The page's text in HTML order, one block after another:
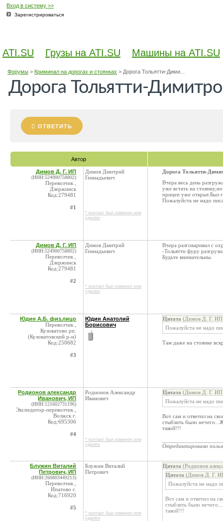
Вход в систему >>
Зарегистрироваться
ATI.SU Грузы на ATI.SU Машины на ATI.SU
Форумы> Криминал на дорогах и стоянках > Дорога Тольятти-Дими...
Дорога Тольятти-
ОТВЕТИТЬ
Автор
Димов Д. Г. ИП
(ИНН:524900758802)
Перевозчик ,
Дзержинск
Код:279481
#1
Димов Дмитрий
Геннадьевич
* контакт был изменен или
удален
Дорога Тольятти-
Вчера весь день
уже встать на
прицеп уже открыт.Был
Пожалуйста не надо
Димов Д. Г. ИП
(ИНН:524900758802)
Перевозчик ,
Дзержинск
Код:279481
#2
Димов Дмитрий
Геннадьевич
* контакт был изменен или
удален
Вчера разговаривал с
-Тольятти фуру
Будьте внимательны.
Юдин А.Б. физ.лицо
Перевозчик ,
Кузоватово рп.
(Кузоватовский р-н)
Код:250682
#3
Юдин Анатолий
Борисович
Цитата (Димов Д. Г. ИП
Пожалуйста не надо
Там даже на стоянке
Родионов александр
Иванович, ИП
(ИНН:121602731196)
Экспедитор-перевозчик ,
Волжск г.
Код:695306
#4
Родионов Александр
Иванович
* контакт был изменен или
удален
Цитата (Димов Д. Г. ИП
Пожалуйста не надо
Вот сам и ответил на
стыбзить было
такой!!!
Отредактировано
Блужин Виталий
Петрович, ИП
(ИНН:260803449213)
Перевозчик ,
Ипатово г.
Код:716920
#5
Блужин Виталий
Петрович
* контакт был изменен или
удален
Цитата (Родионов
Цитата (Димов Д. Г.
Пожалуйста не надо
Вот сам и ответил на
стыбзить было
такой!!!